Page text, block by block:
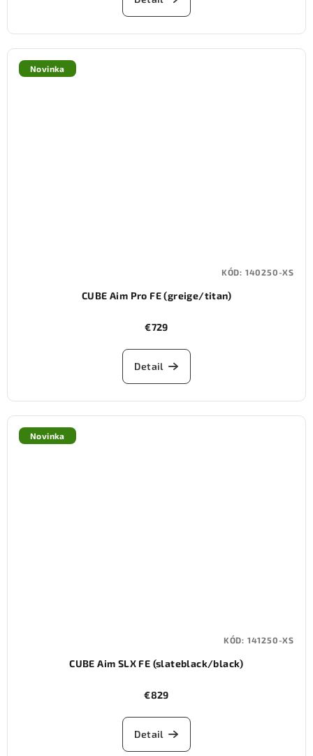
Novinka
CUBE Aim Pro FE (greige/titan)
€729
Detail
KÓD: 140250-XS
Novinka
CUBE Aim SLX FE (slateblack/black)
€829
Detail
KÓD: 141250-XS